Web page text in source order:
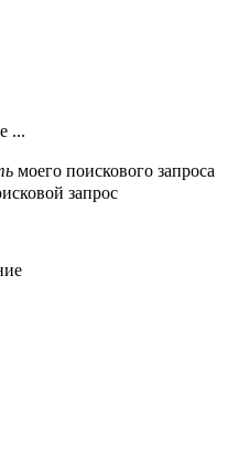
...
моего поискового запроса
запрос